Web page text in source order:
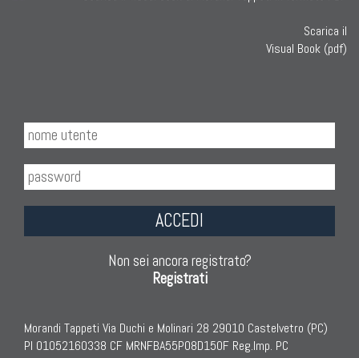
Scarica il
Visual Book (pdf)
ACCEDI
Non sei ancora registrato?
Registrati
Morandi Tappeti Via Duchi e Molinari 28 29010 Castelvetro (PC)
PI 01052160338 CF MRNFBA55P08D150F Reg.Imp. PC